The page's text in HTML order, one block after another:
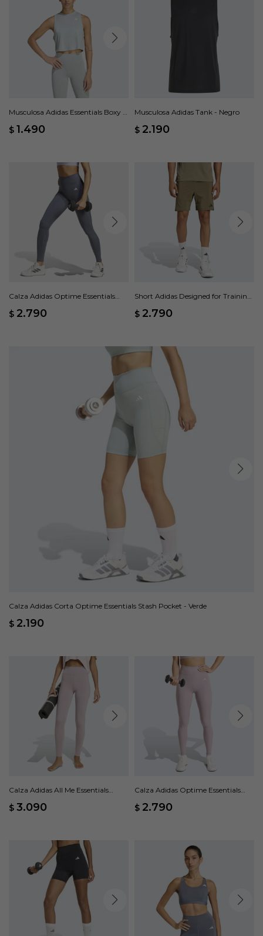
Musculosa Adidas Essentials Boxy -
$ 1.490
Musculosa Adidas Tank - Negro
$ 2.190
Calza Adidas Optime Essentials
$ 2.790
Short Adidas Designed for Training
$ 2.790
Calza Adidas Corta Optime Essentials Stash Pocket - Verde
$ 2.190
Calza Adidas All Me Essentials
$ 3.090
Calza Adidas Optime Essentials
$ 2.790